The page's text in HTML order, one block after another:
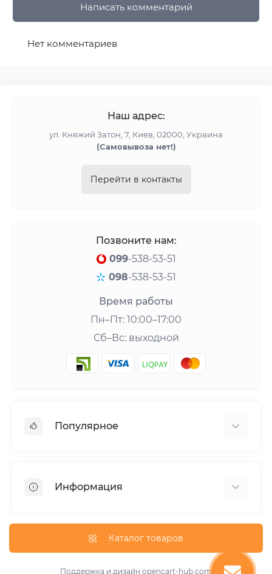
Написать комментарий
Нет комментариев
Наш адрес:
ул. Княжий Затон, 7, Киев, 02000, Украина
(Cамовывоза нет!)
Перейти в контакты
Позвоните нам:
099-538-53-51
098-538-53-51
Время работы
Пн–Пт: 10:00–17:00
Сб–Вс: выходной
Популярное
Гейнеры
Витамины и минералы
Добавки для похудения
Информация
Доставка и оплата
Публичная оферта
Каталог товаров
Поддержка и дизайн opencart-hub.com